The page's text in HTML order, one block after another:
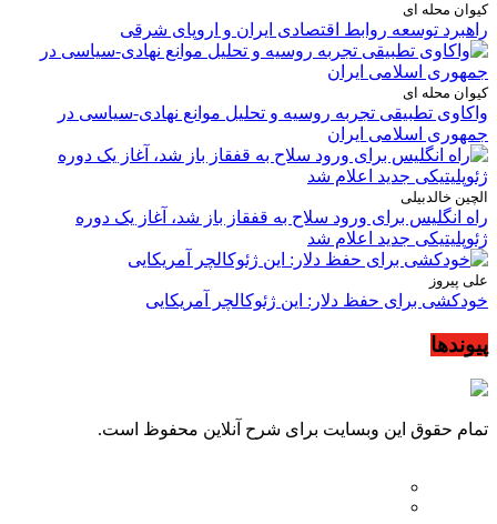
کیوان محله ای
راهبرد توسعه روابط اقتصادی ایران و اروپای شرقی
کیوان محله ای
واکاوی تطبیقی تجربه روسیه و تحلیل موانع نهادی-سیاسی در
جمهوری اسلامی ایران
الچین خالدبیلی
راه انگلیس برای ورود سلاح به قفقاز باز شد، آغاز یک دوره
ژئوپلیتیکی جدید اعلام شد
علی پیروز
خودکشی برای حفظ دلار: این ژئوکالچر آمریکایی
پیوندها
تمام حقوق این وبسایت برای شرح آنلاین محفوظ است.